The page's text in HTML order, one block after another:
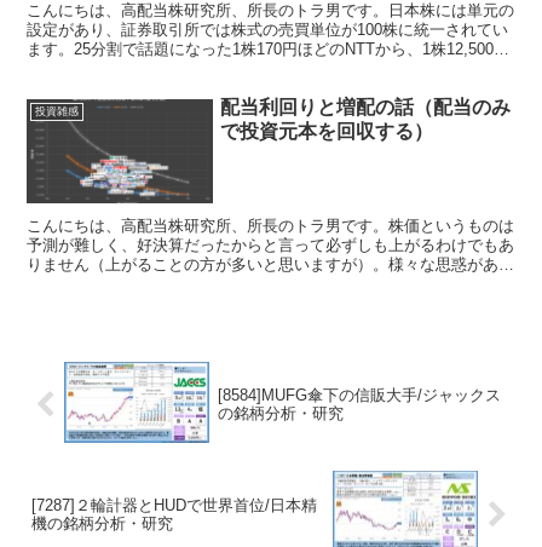
こんにちは、高配当株研究所、所長のトラ男です。日本株には単元の
設定があり、証券取引所では株式の売買単位が100株に統一されてい
ます。25分割で話題になった1株170円ほどのNTTから、1株12,500円
投資雑感
配当利回りと増配の話（配当のみ
で投資元本を回収する）
こんにちは、高配当株研究所、所長のトラ男です。株価というものは
予測が難しく、好決算だったからと言って必ずしも上がるわけでもあ
りません（上がることの方が多いと思いますが）。様々な思惑があっ
[8584]MUFG傘下の信販大手/ジャックス
の銘柄分析・研究
[7287]２輪計器とHUDで世界首位/日本精
機の銘柄分析・研究